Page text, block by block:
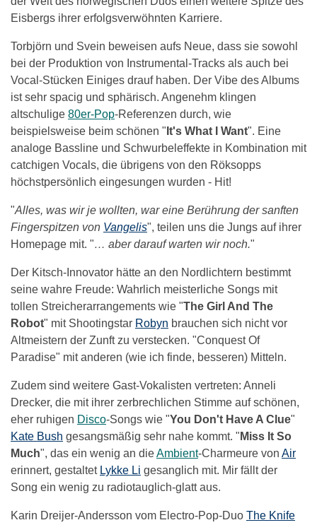
Eisbergs ihrer erfolgsverwöhnten Karriere.
Torbjörn und Svein beweisen aufs Neue, dass sie sowohl
bei der Produktion von Instrumental-Tracks als auch bei
Vocal-Stücken Einiges drauf haben. Der Vibe des Albums
ist sehr spacig und sphärisch. Angenehm klingen
altschulige 80er-Pop-Referenzen durch, wie
beispielsweise beim schönen " It's What I Want". Eine
analoge Bassline und Schwurbeleffekte in Kombination mit
catchigen Vocals, die übrigens von den Röksopps
höchstpersönlich eingesungen wurden - Hit!
"Alles, was wir je wollten, war eine Berührung der sanften
Fingerspitzen von Vangelis", teilen uns die Jungs auf ihrer
Homepage mit. "… aber darauf warten wir noch."
Der Kitsch-Innovator hätte an den Nordlichtern bestimmt
seine wahre Freude: Wahrlich meisterliche Songs mit
tollen Streicherarrangements wie "The Girl And The
Robot" mit Shootingstar Robyn brauchen sich nicht vor
Altmeistern der Zunft zu verstecken. "Conquest Of
Paradise" mit anderen (wie ich finde, besseren) Mitteln.
Zudem sind weitere Gast-Vokalisten vertreten: Anneli
Drecker, die mit ihrer zerbrechlichen Stimme auf schönen,
eher ruhigen Disco-Songs wie "You Don't Have A Clue"
Kate Bush gesangsmäßig sehr nahe kommt. " Miss It So
Much", das ein wenig an dieAmbient-Charmeure von Air
erinnert, gestaltet Lykke Li gesanglich mit. Mir fällt der
Song ein wenig zu radiotauglich-glatt aus.
Karin Dreijer-Andersson vom Electro-Pop-Duo The Knife